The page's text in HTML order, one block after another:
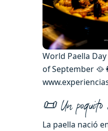
World Paella
of September
📜 Un
La paella nació